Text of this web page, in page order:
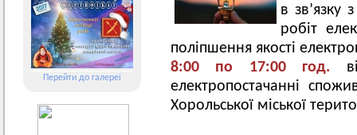
Перейти до галереї
в зв’язку
робіт
поліпшення якості
8:00 по 17:00 год.
електропостачанні
Хорольської міської